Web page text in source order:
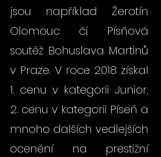
jsou například Žerotín
Olomouc či Písňová
soutěž Bohuslava Martinů
v Praze. V roce 2018 získal
1. cenu v kategorii Junior,
2. cenu v kategorii Píseň a
mnoho dalších vedlejších
ocenění na prestižní